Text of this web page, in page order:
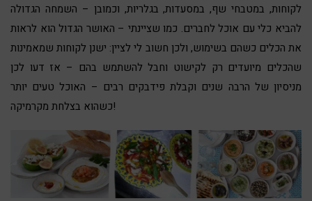
לקוחות, במטבחי שף, במסעדות, בגלריות, וכמובן – השמחה הגדולה
להביא כלי עם אוכל לחברים. כמו שציינתי – האושר הגדול הוא לראות
את הכלים כשהם בשימוש, ולכן חשוב לי לציין: ישנן לקוחות שמאמינות
שהכלים מיועדים רק לקישוט וחבל להשתמש בהם – אז דעו לכן
מניסיון של הרבה שנים וקבלת פידבקים רבים – האוכל טעים יותר
כשהוא בצלחת מקרמיקה!